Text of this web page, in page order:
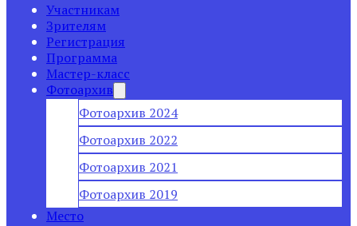
Участникам
Зрителям
Регистрация
Программа
Мастер-класс
Фотоархив
Фотоархив 2024
Фотоархив 2022
Фотоархив 2021
Фотоархив 2019
Место